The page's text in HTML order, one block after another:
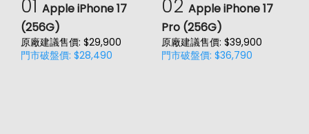
01 Apple iPhone 17
(256G)
原廠建議售價: $29,900
門市破盤價: $28,490
02 Apple iPhone 17
Pro (256G)
原廠建議售價: $39,900
門市破盤價: $36,790